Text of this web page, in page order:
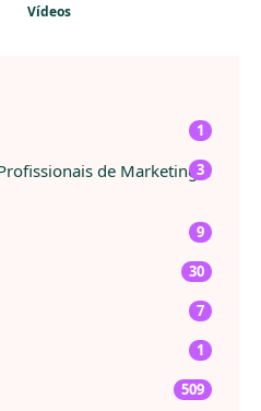
Vídeos
1
de Marketing e
3
9
30
7
1
509